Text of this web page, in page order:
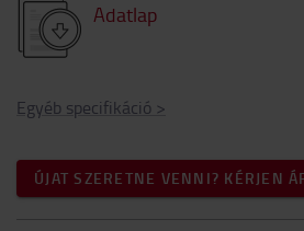
Adatlap
Egyéb specifikáció >
ÚJAT SZERETNE VENNI? KÉRJEN